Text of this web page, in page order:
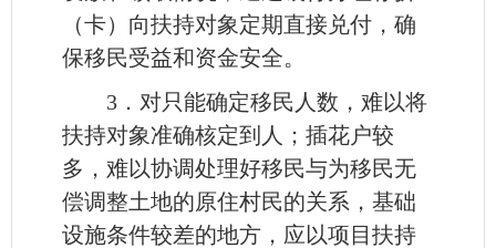
（卡）向扶持对象定期直接兑付，确
保移民受益和资金安全。
3．对只能确定移民人数，难以将
扶持对象准确核定到人；插花户较
多，难以协调处理好移民与为移民无
偿调整土地的原住村民的关系，基础
设施条件较差的地方，应以项目扶持